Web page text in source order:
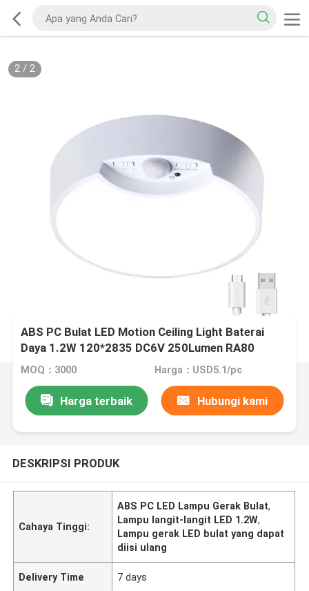
2/ 2
ABS PC Bulat LED Motion Ceiling Light Baterai
Daya 1.2W 120*2835 DC6V 250Lumen RA80
MOQ：3000 Harga：USD5.1/pc
Harga terbaik Hubungi kami
DESKRIPSI PRODUK
Cahaya Tinggi:
ABS PC LED Lampu Gerak Bulat,
Lampu langit-langit LED 1.2W,
Lampu gerak LED bulat yang dapat
diisi ulang
Delivery Time 7 days